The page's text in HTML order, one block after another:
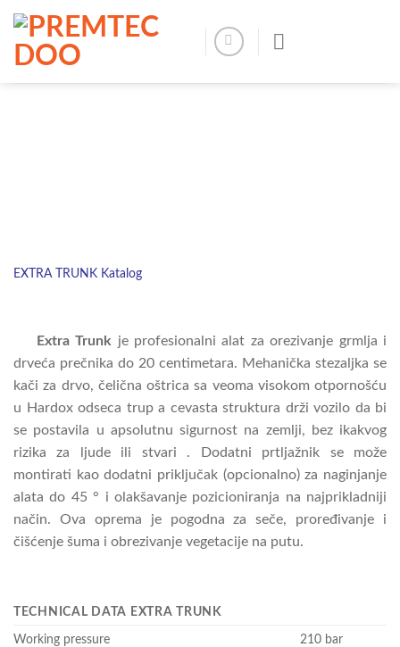
content
EXTRA TRUNK Katalog
Extra Trunk je profesionalni alat za orezivanje grmlja i
drveća prečnika do 20 centimetara. Mehanička stezaljka se
kači za drvo, čelična oštrica sa veoma visokom otpornošću
u Hardox odseca trup a cevasta struktura drži vozilo da bi
se postavila u apsolutnu sigurnost na zemlji, bez ikakvog
rizika za ljude ili stvari . Dodatni prtljažnik se može
montirati kao dodatni priključak (opcionalno) za naginjanje
alata do 45 ° i olakšavanje pozicioniranja na najprikladniji
način. Ova oprema je pogodna za seče, proređivanje i
čišćenje šuma i obrezivanje vegetacije na putu.
TECHNICAL DATA EXTRA TRUNK
Working pressure 210 bar